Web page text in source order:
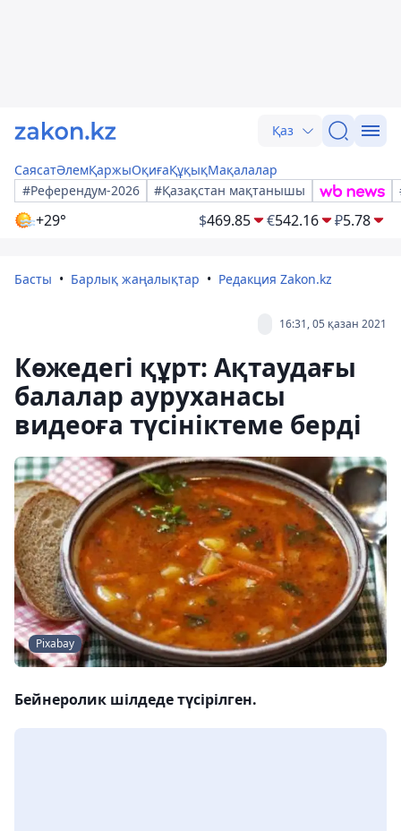
Қаз
СаясатӘлемҚаржыОқиғаҚұқықМақалалар
#Референдум-2026
#Қазақстан мақтанышы
+29° $469.85 €542.16 ₽5.78
Басты Барлық жаңалықтар Редакция Zakon.kz
16:31, 05 қазан 2021
Көжедегі құрт: Ақтаудағы
балалар ауруханасы
видеоға түсініктеме берді
Pixabay
Бейнеролик шілдеде түсірілген.